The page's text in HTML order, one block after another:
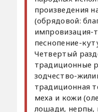
произведения
(обрядовой:
импровизация-
песнопение-
Четвертый
традиционные
зодчество-
традиционная
меха и кожи
лошади,